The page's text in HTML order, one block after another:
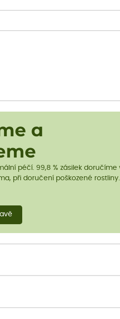
a
péčí. 99,8 % zásilek doručíme
při doručení poškozené rostliny.